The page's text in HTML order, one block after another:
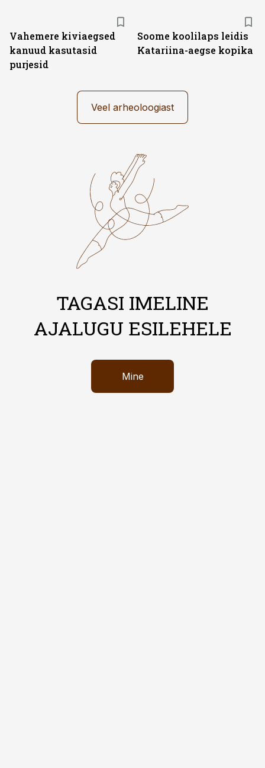
Vahemere kiviaegsed
kanuud kasutasid
purjesid
Soome koolilaps leidis
Katariina-aegse kopika
Veel arheoloogiast
TAGASI IMELINE
AJALUGU ESILEHELE
Mine